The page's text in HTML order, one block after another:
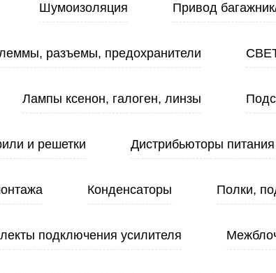
Шумоизоляция Привод
разъемы, предохранители
Лампы ксенон, галоген, линзы
и решетки Дистрибьюторы питания
Конденсаторы Полки,
подключения усилителя